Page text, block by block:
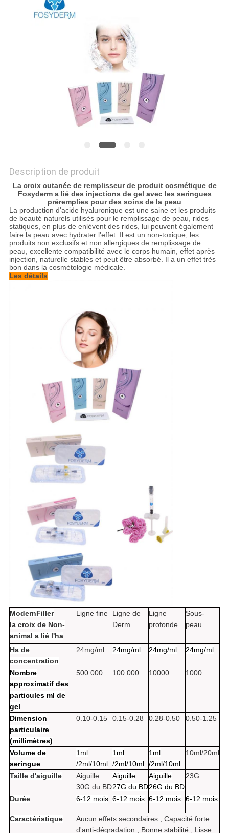
DEVIS
PRIVACY
POLICY
Description de produit
La croix cutanée de remplisseur de produit cosmétique de
Fosyderm a lié des injections de gel avec les seringues
préremplies pour des soins de la peau
La production d'acide hyaluronique est une saine et les produits
de beauté naturels utilisés pour le remplissage de peau, rides
statiques, en plus de enlèvent des rides, lui peuvent également
faire la peau avec hydrater l'effet. Il est un non-toxique, les
produits non exclusifs et non allergiques de remplissage de
peau, excellente compatibilité avec le corps humain, effet après
injection, naturelle stables et peut être absorbé. Il a un effet très
bon dans la cosmétologie médicale.
Les détails
ModernFiller
la croix de Non-
animal a lié l'ha
Ligne fine
Ligne de
Derm
Ligne
profonde
Sous-
peau
Ha de
concentration
24mg/ml 24mg/ml 24mg/ml 24mg/ml
Nombre
approximatif des
particules ml de
gel
500 000 100 000 10000 1000
Dimension
particulaire
(millimètres)
0.10-0.15 0.15-0.28 0.28-0.50 0.50-1.25
Volume de
seringue
1ml
/2ml/10ml
1ml
/2ml/10ml
1ml
/2ml/10ml
10ml/20ml
Taille d'aiguille
Aiguille
30G du BD
Aiguille
27G du BD
Aiguille
26G du BD
23G
Durée 6-12 mois 6-12 mois 6-12 mois 6-12 mois
Caractéristique
Aucun effets secondaires ; Capacité forte
d'anti-dégradation ; Bonne stabilité ; Lisse